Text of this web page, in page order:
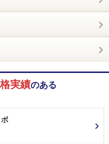
実績のある